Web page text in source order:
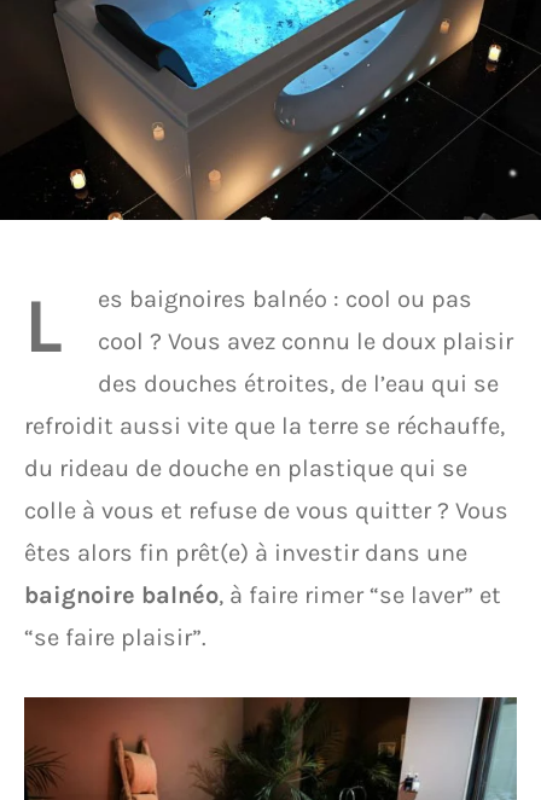
L
es baignoires balnéo : cool ou pas
cool ? Vous avez connu le doux plaisir
des douches étroites, de l’eau qui se
refroidit aussi vite que la terre se réchauffe,
du rideau de douche en plastique qui se
colle à vous et refuse de vous quitter ? Vous
êtes alors fin prêt(e) à investir dans une
baignoire balnéo, à faire rimer “se laver” et
“se faire plaisir”.